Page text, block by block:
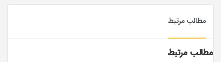
مطالب مرتبط
مطالب مرتبط